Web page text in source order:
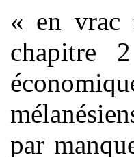
« en vrac
chapitre
par